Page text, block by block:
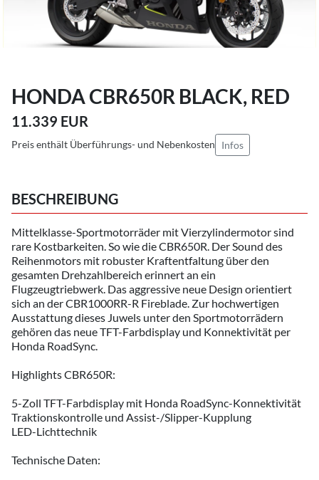
HONDA CBR650R BLACK, RED
11.339 EUR
Preis enthält Überführungs- und Nebenkosten Infos
BESCHREIBUNG
Mittelklasse-Sportmotorräder mit Vierzylindermotor sind
rare Kostbarkeiten. So wie die CBR650R. Der Sound des
Reihenmotors mit robuster Kraftentfaltung über den
gesamten Drehzahlbereich erinnert an ein
Flugzeugtriebwerk. Das aggressive neue Design orientiert
sich an der CBR1000RR-R Fireblade. Zur hochwertigen
Ausstattung dieses Juwels unter den Sportmotorrädern
gehören das neue TFT-Farbdisplay und Konnektivität per
Honda RoadSync.
Highlights CBR650R:
5-Zoll TFT-Farbdisplay mit Honda RoadSync-Konnektivität
Traktionskontrolle und Assist-/Slipper-Kupplung
LED-Lichttechnik
Technische Daten: